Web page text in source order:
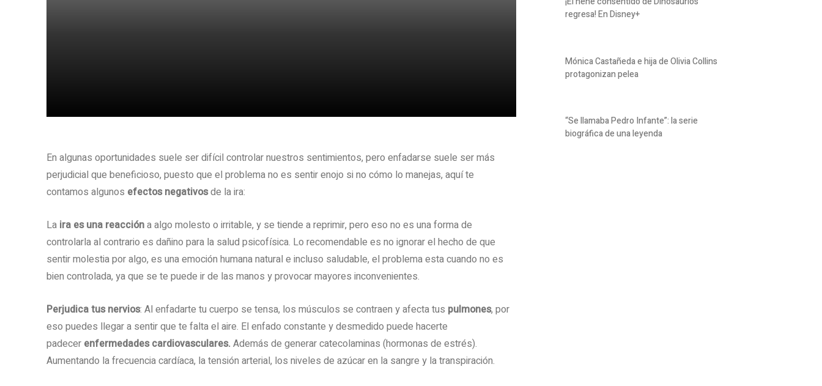
En algunas oportunidades suele ser difícil controlar nuestros sentimientos, pero enfadarse suele ser más
perjudicial que beneficioso, puesto que el problema no es sentir enojo si no cómo lo manejas, aquí te
contamos algunos efectos negativosde la ira:
La ira es una reaccióna algo molesto o irritable, y se tiende a reprimir, pero eso no es una forma de
controlarla al contrario es dañino para la salud psicofísica. Lo recomendable es no ignorar el hecho de que
sentir molestia por algo, es una emoción humana natural e incluso saludable, el problema esta cuando no es
bien controlada, ya que se te puede ir de las manos y provocar mayores inconvenientes.
Perjudica tus nervios: Al enfadarte tu cuerpo se tensa, los músculos se contraen y afecta tus pulmones, por
eso puedes llegar a sentir que te falta el aire. El enfado constante y desmedido puede hacerte
padecer enfermedades cardiovasculares.Además de generar catecolaminas (hormonas de estrés).
Aumentando la frecuencia cardíaca, la tensión arterial, los niveles de azúcar en la sangre y la transpiración.
regresa! En Disney+
Mónica Castañeda e hija de Olivia Collins
protagonizan pelea
“Se llamaba Pedro Infante”: la serie
biográfica de una leyenda